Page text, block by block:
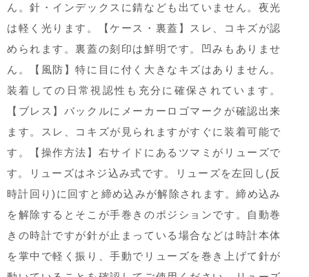
ん。針・インデックスに錆なども出ていません。夜光
は軽く光ります。【ケース・裏蓋】スレ、コキズが認
められます。裏蓋の刻印は鮮明です。凹みもありませ
ん。【風防】特に目に付く大きなキズはありません。
装着しての日常視認性も充分に確保されています。
【ブレス】バックルにメーカーロゴマークが確認出来
ます。スレ、コキズが見られますがすぐに装着可能で
す。【操作方法】右サイドにあるツマミがリューズで
す。リューズはネジ込み式です。リューズを左回し(反
時計回り)に回すと締め込みが解除されます。締め込み
を解除するとそこが手巻きのポジションです。自動巻
きの時計ですが針が止まっている場合などは時計本体
を掌中で軽く振り、手動でリューズを巻き上げて針が